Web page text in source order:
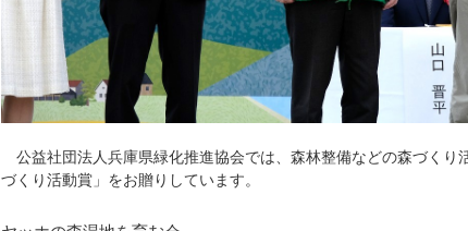
公益社団法人兵庫県緑化推進協会では、森林整備などの森づくり
づくり活動賞」をお贈りしています。